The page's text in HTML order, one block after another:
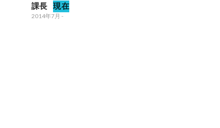
課長 現在
2014年7月 -